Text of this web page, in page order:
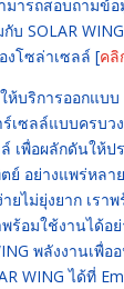
มารถสอบถามข้
กับ SOLAR
งโซล่าเซลล์ [คลิ
ให้บริการออกแบ
เซลล์แบบครบว
เพื่อผลักดันให้ป
ย์ อย่างแพร่หล
ายไม่ยุ่งยาก เร
ร้อมใช้งานได้อ
พลังงานเพื่
WING ได้ที่